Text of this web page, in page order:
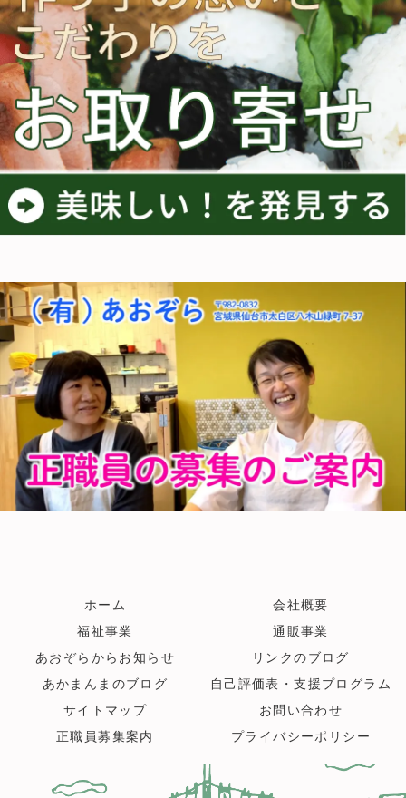
ホーム
会社概要
福祉事業
通販事業
あおぞらからお知らせ
リンクのブログ
あかまんまのブログ
自己評価表・支援プログラム
サイトマップ
お問い合わせ
正職員募集案内
プライバシーポリシー